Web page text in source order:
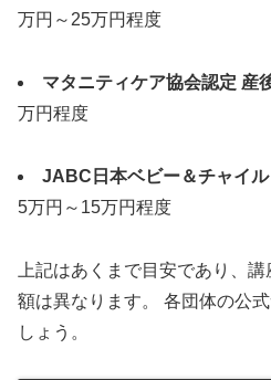
万円～25万円程度
マタニティケア協会認定 産
万円程度
JABC日本ベビー＆チャイ
5万円～15万円程度
上記はあくまで目安であり、
額は異なります。 各団体の公
しょう。